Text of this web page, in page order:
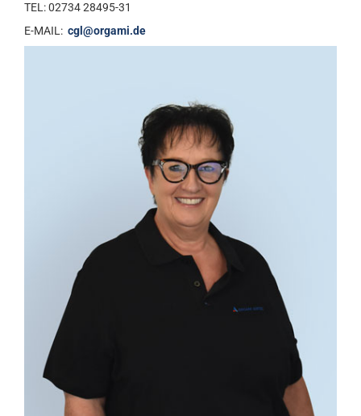
TEL: 02734 28495-31
E-MAIL: cgl@orgami.de